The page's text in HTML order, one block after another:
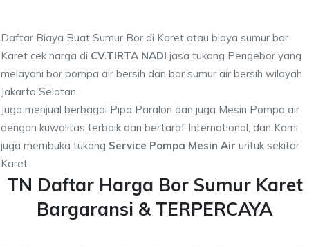
Daftar Biaya Buat Sumur Bor di Karet atau biaya sumur bor
Karet cek harga di CV.TIRTA NADI jasa tukang Pengebor yang
melayani bor pompa air bersih dan bor sumur air bersih wilayah
Jakarta Selatan.
Juga menjual berbagai Pipa Paralon dan juga Mesin Pompa air
dengan kuwalitas terbaik dan bertaraf International, dan Kami
juga membuka tukang Service Pompa Mesin Air untuk sekitar
Karet.
TN Daftar Harga Bor Sumur Karet
Bargaransi & TERPERCAYA